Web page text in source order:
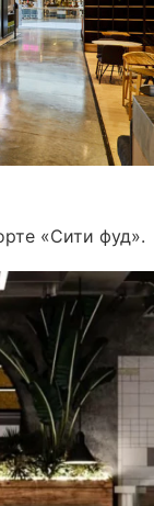
«Сити фуд».